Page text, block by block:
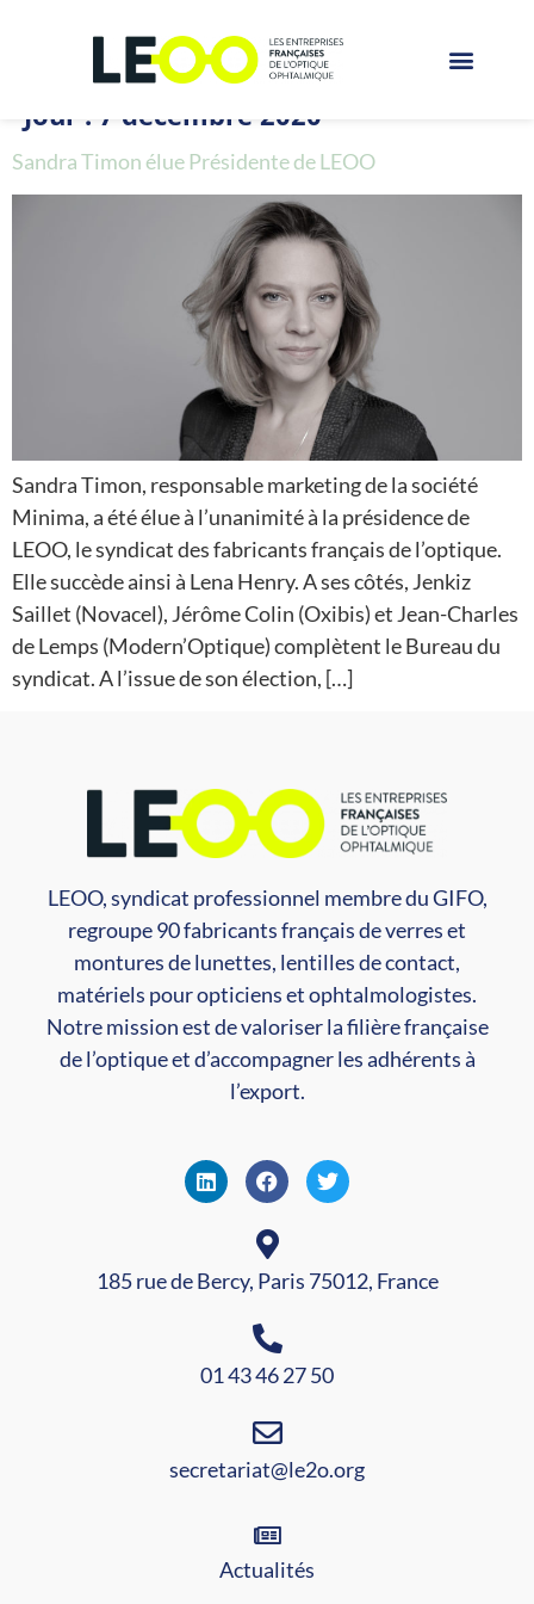
Jour : 7 décembre 2020
Sandra Timon élue Présidente de LEOO
Sandra Timon, responsable marketing de la société
Minima, a été élue à l’unanimité à la présidence de
LEOO, le syndicat des fabricants français de l’optique.
Elle succède ainsi à Lena Henry. A ses côtés, Jenkiz
Saillet (Novacel), Jérôme Colin (Oxibis) et Jean-Charles
de Lemps (Modern’Optique) complètent le Bureau du
syndicat. A l’issue de son élection, […]
LEOO, syndicat professionnel membre du GIFO,
regroupe 90 fabricants français de verres et
montures de lunettes, lentilles de contact,
matériels pour opticiens et ophtalmologistes.
Notre mission est de valoriser la filière française
de l’optique et d’accompagner les adhérents à
l’export.
185 rue de Bercy, Paris 75012, France
01 43 46 27 50
secretariat@le2o.org
Actualités